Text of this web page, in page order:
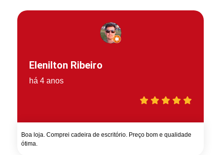
Elenilton Ribeiro
há 4 anos
Boa loja. Comprei cadeira de escritório. Preço bom e qualidade
ótima.